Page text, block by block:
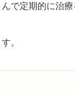
で定期的に治
。